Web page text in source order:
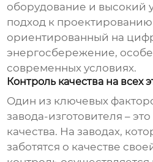
оборудование и высокий
подход к проектированию
ориентированный на
энергосбережение,
современных условиях.
Контроль качества на всех
Один из ключевых
завода-изготовителя –
качества. На заводах,
заботятся о качестве